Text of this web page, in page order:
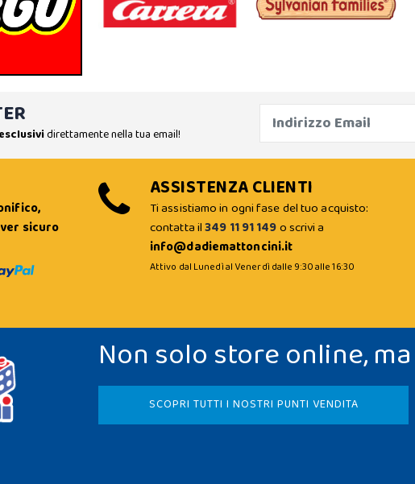
direttamente nella tua email!
sicuro
ASSISTENZA CLIENTI
Ti assistiamo in ogni fase del tuo acquisto:
contatta il349 11 91 149o scrivi a
info@dadiemattoncini.it
Attivo dal Lunedì al Venerdì dalle 9:30 alle 16:30
Non solo store online, ma
SCOPRI TUTTI I NOSTRI PUNTI VENDITA